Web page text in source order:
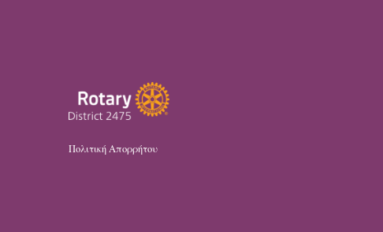
Πολιτική Απορρήτου